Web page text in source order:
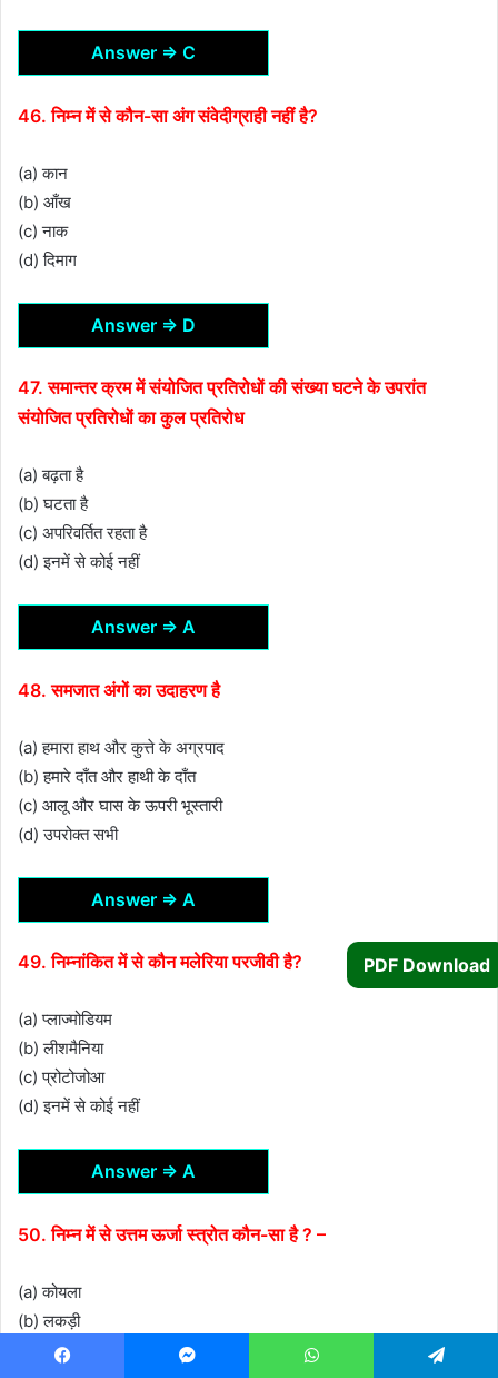
Answer ⇒ C
46. निम्न में से कौन-सा अंग संवेदीग्राही नहीं है?
(a) कान
(b) आँख
(c) नाक
(d) दिमाग
Answer ⇒ D
47. समान्तर क्रम में संयोजित प्रतिरोधों की संख्या घटने के उपरांत
संयोजित प्रतिरोधों का कुल प्रतिरोध
(a) बढ़ता है
(b) घटता है
(c) अपरिवर्तित रहता है
(d) इनमें से कोई नहीं
Answer ⇒ A
48. समजात अंगों का उदाहरण है
(a) हमारा हाथ और कुत्ते के अग्रपाद
(b) हमारे दाँत और हाथी के दाँत
(c) आलू और घास के ऊपरी भूस्तारी
(d) उपरोक्त सभी
Answer ⇒ A
49. निम्नांकित में से कौन मलेरिया परजीवी है?
(a) प्लाज्मोडियम
(b) लीशमैनिया
(c) प्रोटोजोआ
(d) इनमें से कोई नहीं
Answer ⇒ A
50. निम्न में से उत्तम ऊर्जा स्त्रोत कौन-सा है ? –
(a) कोयला
(b) लकड़ी
(c) पेट्रोलियम
PDF Download